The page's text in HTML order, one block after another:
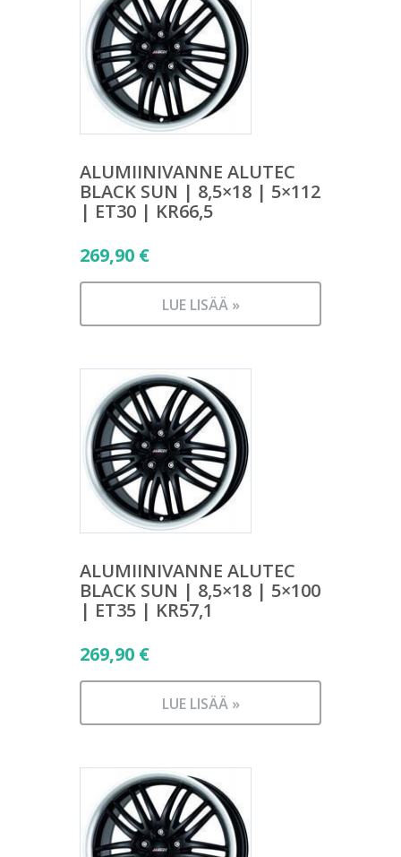
ALUMIINIVANNE ALUTEC
BLACK SUN | 8,5×18 | 5×112
| ET30 | KR66,5
269,90 €
LUE LISÄÄ »
ALUMIINIVANNE ALUTEC
BLACK SUN | 8,5×18 | 5×100
| ET35 | KR57,1
269,90 €
LUE LISÄÄ »